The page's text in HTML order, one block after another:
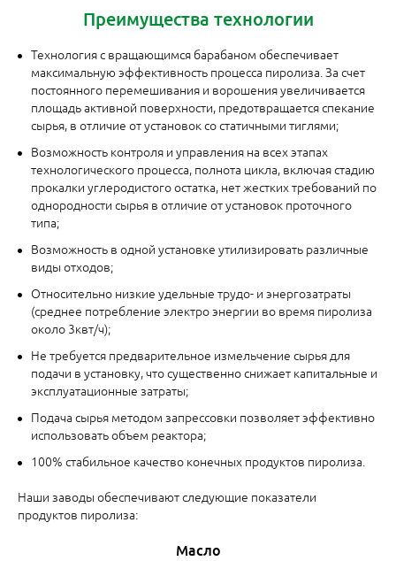
Преимущества технологии
Технология с вращающимся барабаном обеспечивает
максимальную эффективность процесса пиролиза. За счет
постоянного перемешивания и ворошения увеличивается
площадь активной поверхности, предотвращается спекание
сырья, в отличие от установок со статичными тиглями;
Возможность контроля и управления на всех этапах
технологического процесса, полнота цикла, включая стадию
прокалки углеродистого остатка, нет жестких требований по
однородности сырья в отличие от установок проточного
типа;
Возможность в одной установке утилизировать различные
виды отходов;
Относительно низкие удельные трудо- и энергозатраты
(среднее потребление электро энергии во время пиролиза
около 3квт/ч);
Не требуется предварительное измельчение сырья для
подачи в установку, что существенно снижает капитальные и
эксплуатационные затраты;
Подача сырья методом запрессовки позволяет эффективно
использовать объем реактора;
100% стабильное качество конечных продуктов пиролиза.
Наши заводы обеспечивают следующие показатели
продуктов пиролиза:
Масло